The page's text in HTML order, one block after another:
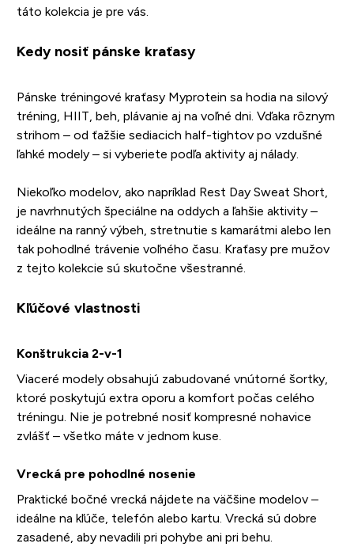
táto kolekcia je pre vás.
Kedy nosiť pánske kraťasy
Pánske tréningové kraťasy Myprotein sa hodia na silový
tréning, HIIT, beh, plávanie aj na voľné dni. Vďaka rôznym
strihom – od ťažšie sediacich half-tightov po vzdušné
ľahké modely – si vyberiete podľa aktivity aj nálady.
Niekoľko modelov, ako napríklad Rest Day Sweat Short,
je navrhnutých špeciálne na oddych a ľahšie aktivity –
ideálne na ranný výbeh, stretnutie s kamarátmi alebo len
tak pohodlné trávenie voľného času. Kraťasy pre mužov
z tejto kolekcie sú skutočne všestranné.
Kľúčové vlastnosti
Konštrukcia 2-v-1
Viaceré modely obsahujú zabudované vnútorné šortky,
ktoré poskytujú extra oporu a komfort počas celého
tréningu. Nie je potrebné nosiť kompresné nohavice
zvlášť – všetko máte v jednom kuse.
Vrecká pre pohodlné nosenie
Praktické bočné vrecká nájdete na väčšine modelov –
ideálne na kľúče, telefón alebo kartu. Vrecká sú dobre
zasadené, aby nevadili pri pohybe ani pri behu.